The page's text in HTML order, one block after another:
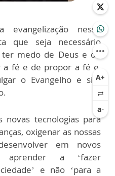
nesse
que seja necessário
medo de Deus e do
fé e de propor a fé e,
o Evangelho e sim
novas tecnologias para
oxigenar as nossas
em novos
aprender a ‘fazer
e não ‘para a